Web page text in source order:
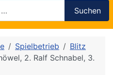
Suchen
Spielbetrieb
Blitz
2. Ralf Schnabel, 3.